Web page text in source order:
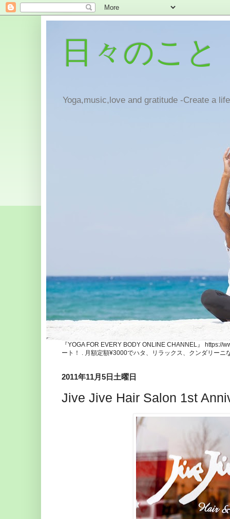
日々のこと
Yoga,music,love and gratitude -Create a
『YOGA FOR EVERY BODY ONLINE CHANNEL』
ート！ . 月額定額¥3000でハタ、リラックス、クンダリー
2011年11月5日土曜日
Jive Jive Hair Salon 1st